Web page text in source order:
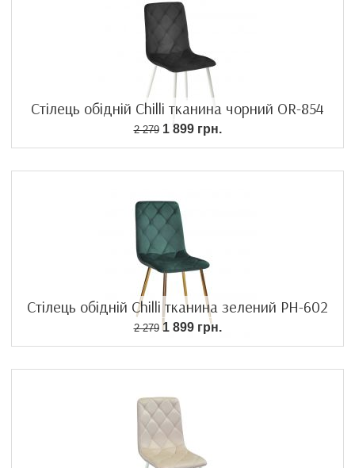
Стілець обідній Chilli тканина чорний OR-854
2 2791 899 грн.
Стілець обідній Chilli тканина зелений PH-602
2 2791 899 грн.